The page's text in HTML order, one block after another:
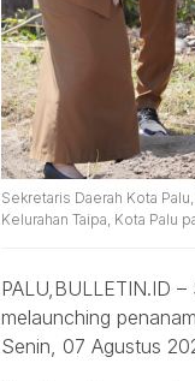
Sekretaris Daerah Kota
Kelurahan Taipa, Kota Palu
PALU,BULLETIN.ID
melaunching
Senin, 07 Agustus